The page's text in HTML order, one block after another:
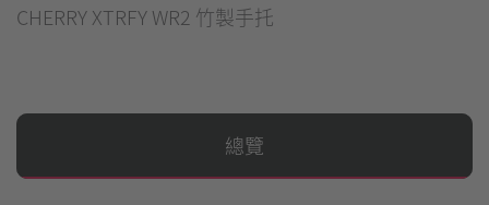
CHERRY XTRFY WR2 竹製手托
總覽